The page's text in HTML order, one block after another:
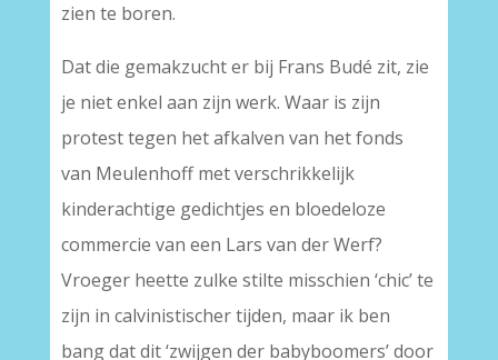
zien te boren.
Dat die gemakzucht er bij Frans Budé zit, zie
je niet enkel aan zijn werk. Waar is zijn
protest tegen het afkalven van het fonds
van Meulenhoff met verschrikkelijk
kinderachtige gedichtjes en bloedeloze
commercie van een Lars van der Werf?
Vroeger heette zulke stilte misschien ‘chic’ te
zijn in calvinistischer tijden, maar ik ben
bang dat dit ‘zwijgen der babyboomers’ door